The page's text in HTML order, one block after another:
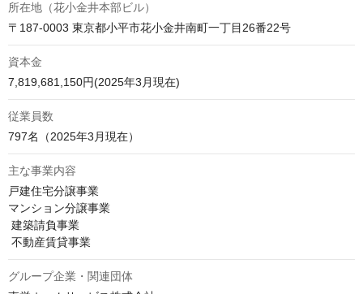
所在地（花小金井本部ビル）
〒187-0003 東京都小平市花小金井南町一丁目26番22号
資本金
7,819,681,150円(2025年3月現在)
従業員数
797名（2025年3月現在）
主な事業内容
戸建住宅分譲事業
マンション分譲事業
不動産賃貸事業
グループ企業・関連団体